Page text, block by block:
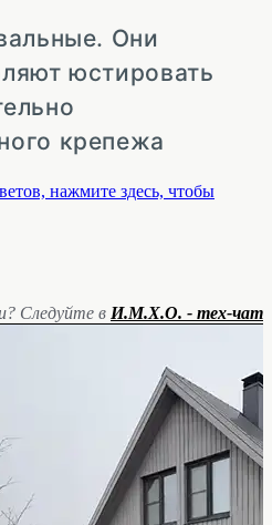
Они
юстировать
крепежа
нажмите здесь, чтобы
Следуйте в И.М.Х.О. - тех-чат